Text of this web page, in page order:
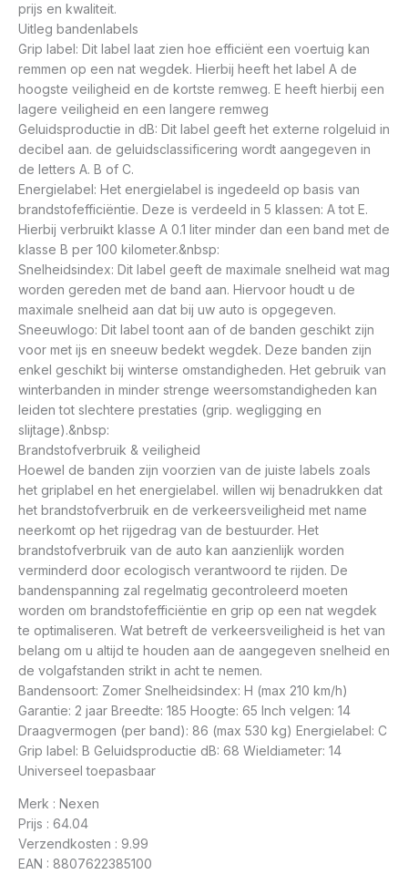
prijs en kwaliteit.
Uitleg bandenlabels
Grip label: Dit label laat zien hoe efficiënt een voertuig kan
remmen op een nat wegdek. Hierbij heeft het label A de
hoogste veiligheid en de kortste remweg. E heeft hierbij een
lagere veiligheid en een langere remweg
Geluidsproductie in dB: Dit label geeft het externe rolgeluid in
decibel aan. de geluidsclassificering wordt aangegeven in
de letters A. B of C.
Energielabel: Het energielabel is ingedeeld op basis van
brandstofefficiëntie. Deze is verdeeld in 5 klassen: A tot E.
Hierbij verbruikt klasse A 0.1 liter minder dan een band met de
klasse B per 100 kilometer.&nbsp:
Snelheidsindex: Dit label geeft de maximale snelheid wat mag
worden gereden met de band aan. Hiervoor houdt u de
maximale snelheid aan dat bij uw auto is opgegeven.
Sneeuwlogo: Dit label toont aan of de banden geschikt zijn
voor met ijs en sneeuw bedekt wegdek. Deze banden zijn
enkel geschikt bij winterse omstandigheden. Het gebruik van
winterbanden in minder strenge weersomstandigheden kan
leiden tot slechtere prestaties (grip. wegligging en
slijtage).&nbsp:
Brandstofverbruik & veiligheid
Hoewel de banden zijn voorzien van de juiste labels zoals
het griplabel en het energielabel. willen wij benadrukken dat
het brandstofverbruik en de verkeersveiligheid met name
neerkomt op het rijgedrag van de bestuurder. Het
brandstofverbruik van de auto kan aanzienlijk worden
verminderd door ecologisch verantwoord te rijden. De
bandenspanning zal regelmatig gecontroleerd moeten
worden om brandstofefficiëntie en grip op een nat wegdek
te optimaliseren. Wat betreft de verkeersveiligheid is het van
belang om u altijd te houden aan de aangegeven snelheid en
de volgafstanden strikt in acht te nemen.
Bandensoort: Zomer Snelheidsindex: H (max 210 km/h)
Garantie: 2 jaar Breedte: 185 Hoogte: 65 Inch velgen: 14
Draagvermogen (per band): 86 (max 530 kg) Energielabel: C
Grip label: B Geluidsproductie dB: 68 Wieldiameter: 14
Universeel toepasbaar
Merk : Nexen
Prijs : 64.04
Verzendkosten : 9.99
EAN : 8807622385100